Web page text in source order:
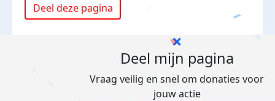
Deel deze pagina
Deel mijn pagina
Vraag veilig en snel om donaties voor
jouw actie